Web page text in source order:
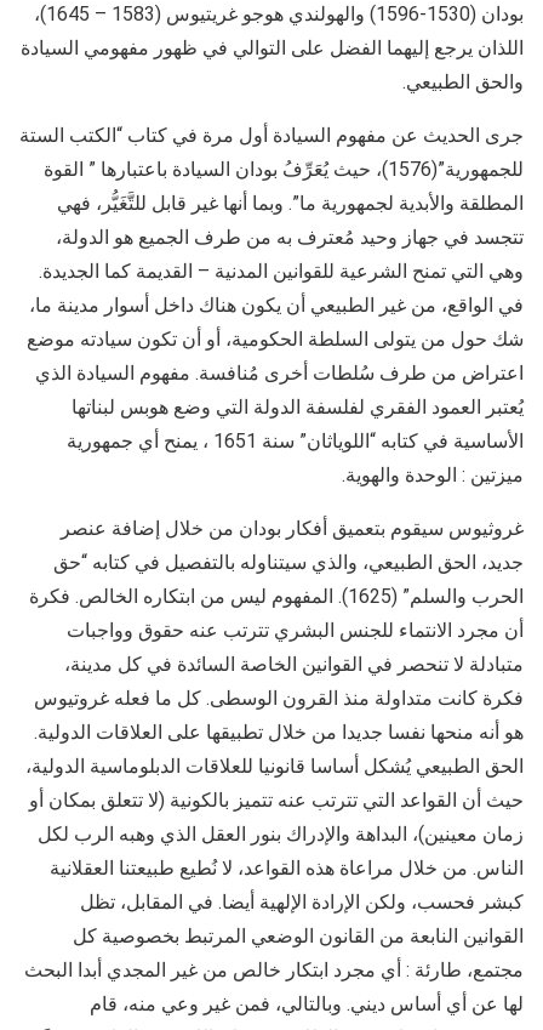
بودان (1530-1596) والهولندي هوجو غريتيوس (1583 – 1645)،
اللذان يرجع إليهما الفضل على التوالي في ظهور مفهومي السيادة
والحق الطبيعي.
جرى الحديث عن مفهوم السيادة أول مرة في كتاب “الكتب الستة
للجمهورية”(1576)، حيث يُعَرِّفُ بودان السيادة باعتبارها ” القوة
المطلقة والأبدية لجمهورية ما”. وبما أنها غير قابل للتَّغَيُّر، فهي
تتجسد في جهاز وحيد مُعترف به من طرف الجميع هو الدولة،
وهي التي تمنح الشرعية للقوانين المدنية – القديمة كما الجديدة.
في الواقع، من غير الطبيعي أن يكون هناك داخل أسوار مدينة ما،
شك حول من يتولى السلطة الحكومية، أو أن تكون سيادته موضع
اعتراض من طرف سُلطات أخرى مُنافسة. مفهوم السيادة الذي
يُعتبر العمود الفقري لفلسفة الدولة التي وضع هوبس لبناتها
الأساسية في كتابه “اللوياثان” سنة 1651 ، يمنح أي جمهورية
ميزتين : الوحدة والهوية.
غروثيوس سيقوم بتعميق أفكار بودان من خلال إضافة عنصر
جديد، الحق الطبيعي، والذي سيتناوله بالتفصيل في كتابه “حق
الحرب والسلم” (1625). المفهوم ليس من ابتكاره الخالص. فكرة
أن مجرد الانتماء للجنس البشري تترتب عنه حقوق وواجبات
متبادلة لا تنحصر في القوانين الخاصة السائدة في كل مدينة،
فكرة كانت متداولة منذ القرون الوسطى. كل ما فعله غروتيوس
هو أنه منحها نفسا جديدا من خلال تطبيقها على العلاقات الدولية.
الحق الطبيعي يُشكل أساسا قانونيا للعلاقات الدبلوماسية الدولية،
حيث أن القواعد التي تترتب عنه تتميز بالكونية (لا تتعلق بمكان أو
زمان معينين)، البداهة والإدراك بنور العقل الذي وهبه الرب لكل
الناس. من خلال مراعاة هذه القواعد، لا نُطيع طبيعتنا العقلانية
كبشر فحسب، ولكن الإرادة الإلهية أيضا. في المقابل، تظل
القوانين النابعة من القانون الوضعي المرتبط بخصوصية كل
مجتمع، طارئة : أي مجرد ابتكار خالص من غير المجدي أبدا البحث
لها عن أي أساس ديني. وبالتالي، فمن غير وعي منه، قام